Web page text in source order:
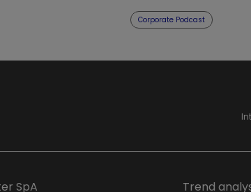
Corporate Podcast
SpA Trend